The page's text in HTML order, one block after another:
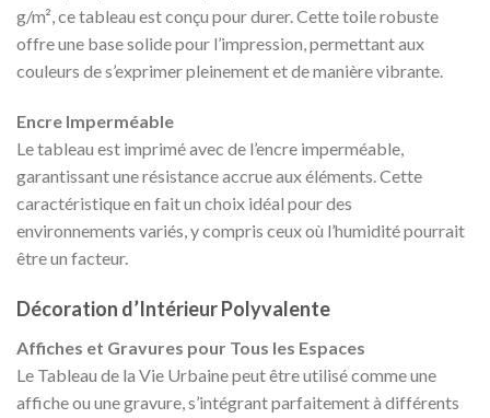
g/m², ce tableau est conçu pour durer. Cette toile robuste
offre une base solide pour l’impression, permettant aux
couleurs de s’exprimer pleinement et de manière vibrante.
Encre Imperméable
Le tableau est imprimé avec de l’encre imperméable,
garantissant une résistance accrue aux éléments. Cette
caractéristique en fait un choix idéal pour des
environnements variés, y compris ceux où l’humidité pourrait
être un facteur.
Décoration d’Intérieur Polyvalente
Affiches et Gravures pour Tous les Espaces
Le Tableau de la Vie Urbaine peut être utilisé comme une
affiche ou une gravure, s’intégrant parfaitement à différents